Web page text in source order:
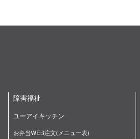
障害福祉
ユーアイキッチン
お弁当WEB注文(メニュー表)